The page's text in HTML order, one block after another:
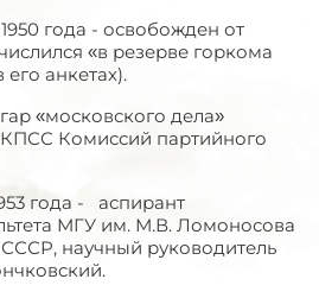
года - освобожден от
«в резерве горкома
анкетах).
«московского дела»
Комиссий партийного
года - аспирант
МГУ им. М.В. Ломоносова
научный руководитель